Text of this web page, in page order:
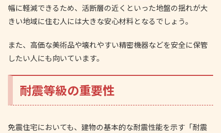
幅に軽減できるため、活断層の近くといった地盤の揺れが大
きい地域に住む人には大きな安心材料となるでしょう。
また、高価な美術品や壊れやすい精密機器などを安全に保管
したい人にも向いています。
耐震等級の重要性
免震住宅においても、建物の基本的な耐震性能を示す「耐震